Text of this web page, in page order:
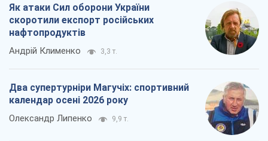
Як атаки Сил оборони України
скоротили експорт російських
нафтопродуктів
Андрій Клименко 3,3 т.
Два супертурніри Магучіх: спортивний
календар осені 2026 року
Олександр Липенко 9,9 т.